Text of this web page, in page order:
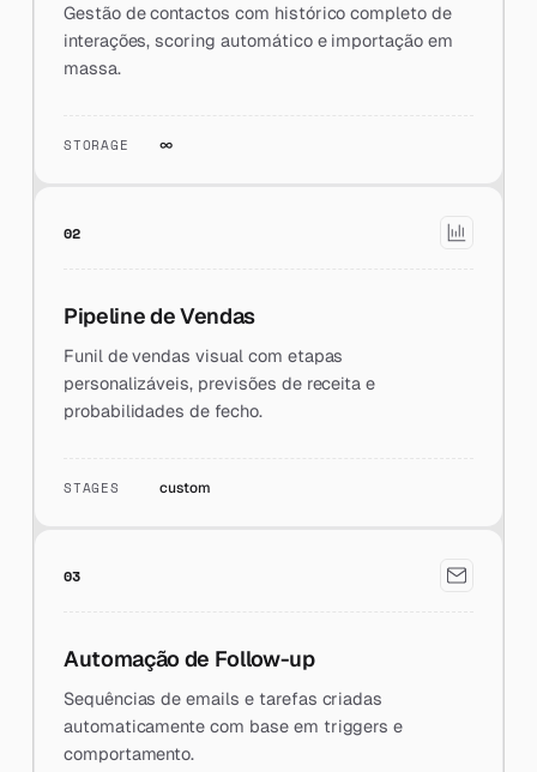
Gestão de contactos com histórico completo de
interações, scoring automático e importação em
massa.
STORAGE ∞
02
Pipeline de Vendas
Funil de vendas visual com etapas
personalizáveis, previsões de receita e
probabilidades de fecho.
STAGES custom
03
Automação de Follow-up
Sequências de emails e tarefas criadas
automaticamente com base em triggers e
comportamento.